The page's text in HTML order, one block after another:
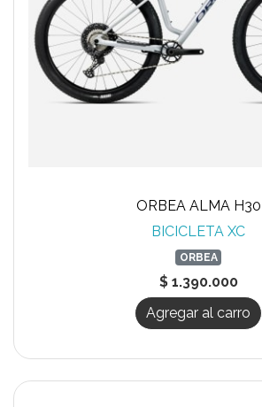
ORBEA ALMA H30
BICICLETA XC
ORBEA
$ 1.390.000
Agregar al carro